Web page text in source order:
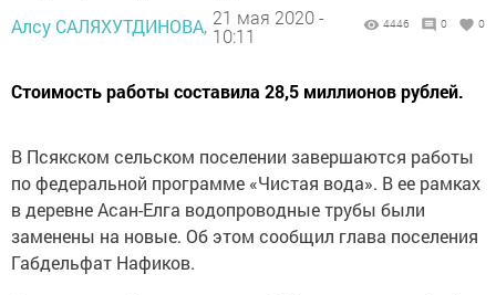
Алсу САЛЯХУТДИНОВА, 21 мая 2020 -
10:11
4446 0 0
Стоимость работы составила 28,5 миллионов рублей.
В Псякском сельском поселении завершаются работы
по федеральной программе «Чистая вода». В ее рамках
в деревне Асан-Елга водопроводные трубы были
заменены на новые. Об этом сообщил глава поселения
Габдельфат Нафиков.